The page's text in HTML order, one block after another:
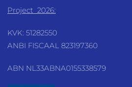
Project 2026:
KVK: 51282550
ANBI FISCAAL 823197360
ABN NL33ABNA0155338579